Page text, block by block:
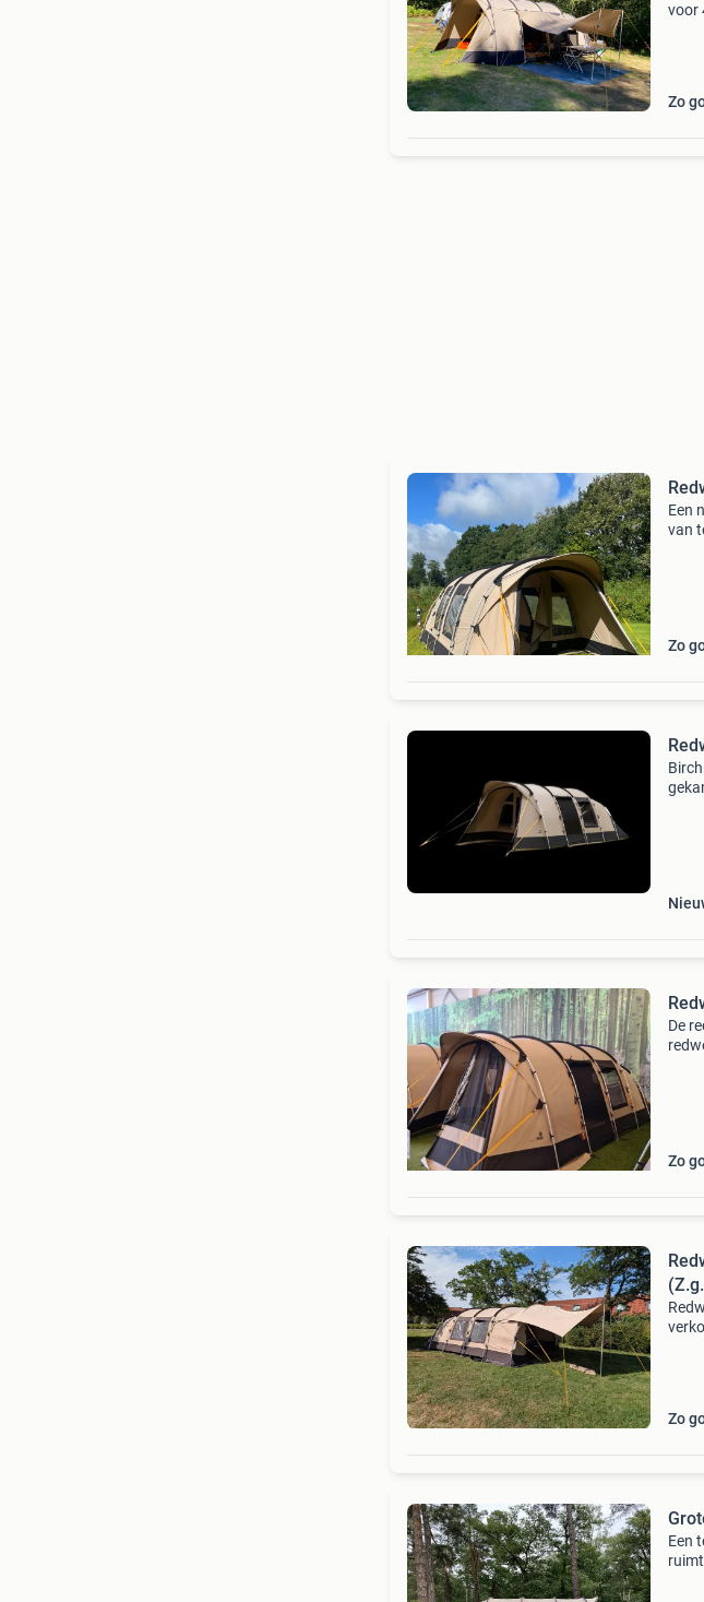
voor
Zo
Een
van
Zo
De
Zo
Zo
Een